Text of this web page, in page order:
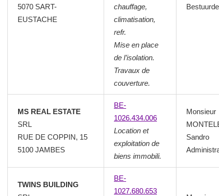
5070 SART-
EUSTACHE
chauffage,
climatisation,
refr.
Mise en place
de l’isolation.
Travaux de
couverture.
MS REAL ESTATE
SRL
RUE DE COPPIN, 15
5100 JAMBES
BE-
1026.434.006
Location et
exploitation de
biens immobili.
Monsieur
Sandro
TWINS BUILDING
BE-
1027.680.653